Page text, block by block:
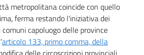
metropolitana coincide con quello
ferma restando l'iniziativa dei
capoluogo delle province
articolo 133, primo comma, della